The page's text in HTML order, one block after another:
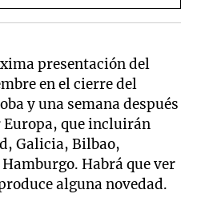
presentación del
en el cierre del
y una semana después
que incluirán
Galicia, Bilbao,
Habrá que ver
alguna novedad.